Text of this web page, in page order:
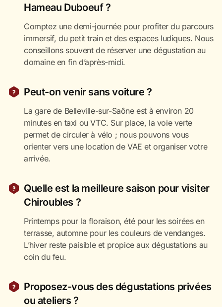
Hameau Duboeuf ?
Comptez une demi-journée pour profiter du parcours
immersif, du petit train et des espaces ludiques. Nous
conseillons souvent de réserver une dégustation au
domaine en fin d’après-midi.
Peut-on venir sans voiture ?
La gare de Belleville-sur-Saône est à environ 20
minutes en taxi ou VTC. Sur place, la voie verte
permet de circuler à vélo ; nous pouvons vous
orienter vers une location de VAE et organiser votre
arrivée.
Quelle est la meilleure saison pour visiter
Chiroubles ?
Printemps pour la floraison, été pour les soirées en
terrasse, automne pour les couleurs de vendanges.
L’hiver reste paisible et propice aux dégustations au
coin du feu.
Proposez-vous des dégustations privées
ou ateliers ?